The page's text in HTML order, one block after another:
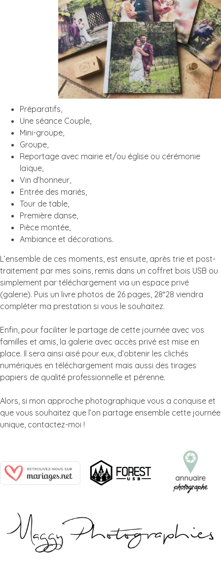
Préparatifs,
Une séance Couple,
Mini-groupe,
Groupe,
Reportage avec mairie et/ou église ou cérémonie
laïque,
Vin d’honneur,
Entrée des mariés,
Tour de table,
Première danse,
Pièce montée,
Ambiance et décorations.
L’ensemble de ces moments, est ensuite, après trie et post-
traitement par mes soins, remis dans un coffret bois USB ou
simplement par téléchargement via un espace privé
(galerie). Puis un livre photos de 26 pages, 28*28 viendra
compléter ma prestation si vous le souhaitez.
Enfin, pour faciliter le partage de cette journée avec vos
familles et amis, la galerie avec accès privé est mise en
place. Il sera ainsi aisé pour eux, d’obtenir les clichés
numériques en téléchargement mais aussi des tirages
papiers de qualité professionnelle et pérenne.
Alors, si mon approche photographique vous a conquise et
que vous souhaitez que l’on partage ensemble cette journée
unique, contactez-moi !